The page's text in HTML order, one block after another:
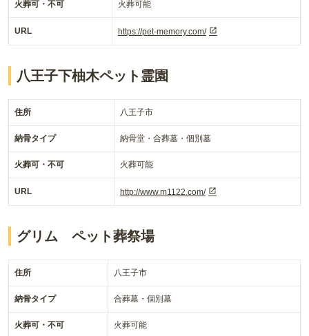
火葬可・不可 火葬可能
URL https://pet-memory.com/
八王子下柚木ペット霊園
住所 八王子市
納骨タイプ 納骨堂・合葬墓・個別墓
火葬可・不可 火葬可能
URL http://www.m1122.com/
グリム ペット葬祭場
住所 八王子市
納骨タイプ 合葬墓・個別墓
火葬可・不可 火葬可能